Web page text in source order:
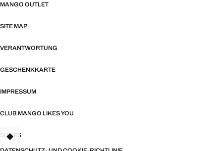
MANGO OUTLET
SITE MAP
VERANTWORTUNG
GESCHENKKARTE
IMPRESSUM
CLUB MANGO LIKES YOU
SHOPS